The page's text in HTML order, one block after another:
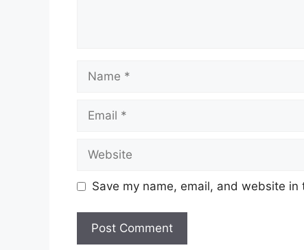
Save my name, email, and website